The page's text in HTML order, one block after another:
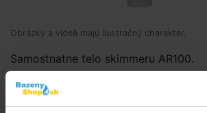
Obrázky a videá majú ilustračný charakter.
Samostnatne telo skimmeru AR100.
Kód produktu: